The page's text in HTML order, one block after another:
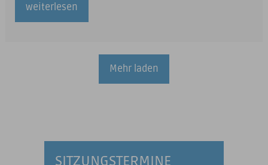
weiterlesen
Mehr laden
SITZUNGSTERMINE